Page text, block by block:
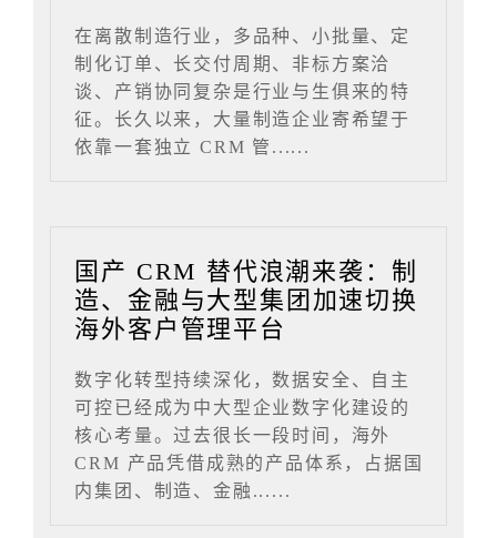
在离散制造行业，多品种、小批量、定
制化订单、长交付周期、非标方案洽
谈、产销协同复杂是行业与生俱来的特
征。长久以来，大量制造企业寄希望于
依靠一套独立 CRM 管......
国产 CRM 替代浪潮来袭：制
造、金融与大型集团加速切换
海外客户管理平台
数字化转型持续深化，数据安全、自主
可控已经成为中大型企业数字化建设的
核心考量。过去很长一段时间，海外
CRM 产品凭借成熟的产品体系，占据国
内集团、制造、金融......